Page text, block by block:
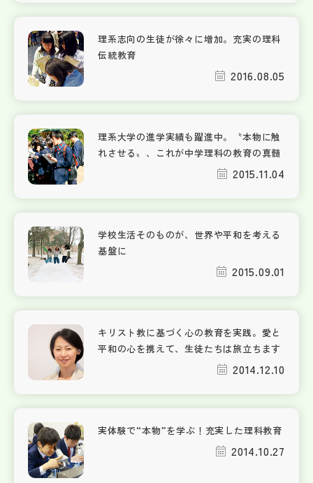
理系志向の生徒が徐々に増加。充実の理科
伝統教育
2016.08.05
理系大学の進学実績も躍進中。〝本物に触
れさせる〟、これが中学理科の教育の真髄
2015.11.04
学校生活そのものが、世界や平和を考える
基盤に
2015.09.01
キリスト教に基づく心の教育を実践。愛と
平和の心を携えて、生徒たちは旅立ちます
2014.12.10
実体験で“本物”を学ぶ！充実した理科教育
2014.10.27